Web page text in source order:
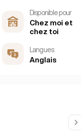
Disponible pour
Chez moi et
chez toi
Langues
Anglais